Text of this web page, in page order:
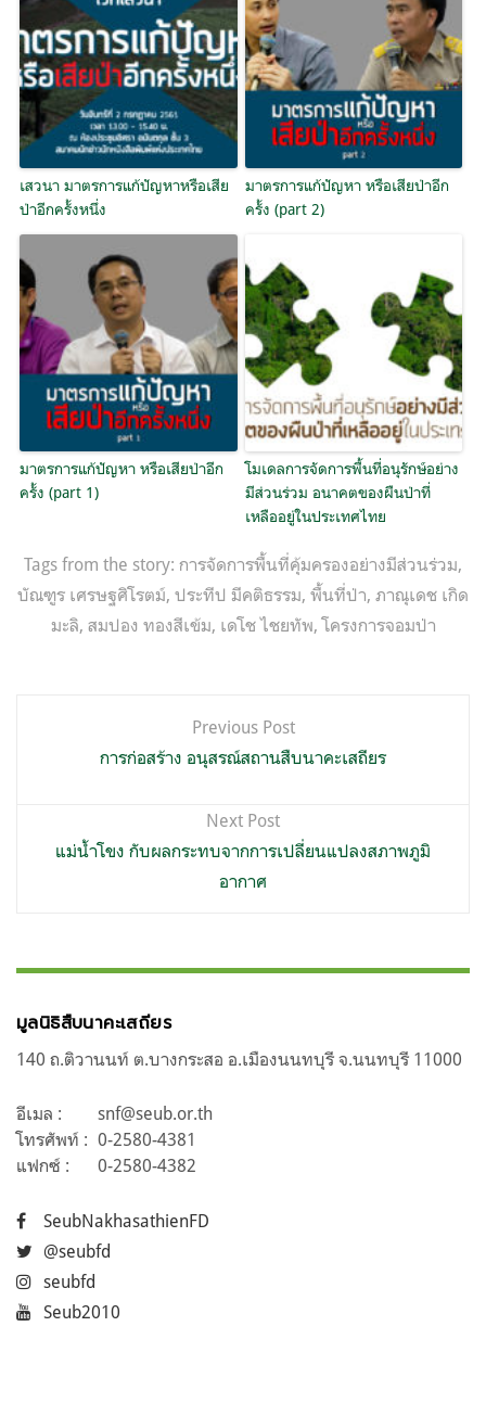
เสวนา มาตรการแก้ปัญหาหรือเสีย
ป่าอีกครั้งหนึ่ง
มาตรการแก้ปัญหา หรือเสียป่าอีก
ครั้ง (part 2)
มาตรการแก้ปัญหา หรือเสียป่าอีก
ครั้ง (part 1)
โมเดลการจัดการพื้นที่อนุรักษ์อย่าง
มีส่วนร่วม อนาคตของผืนป่าที่
เหลืออยู่ในประเทศไทย
Tags from the story: การจัดการพื้นที่คุ้มครองอย่างมีส่วนร่วม,
บัณฑูร เศรษฐศิโรตม์, ประทีป มีคติธรรม, พื้นที่ป่า, ภาณุเดช เกิด
มะลิ, สมปอง ทองสีเข้ม, เดโช ไชยทัพ,โครงการจอมป่า
Previous Post
การก่อสร้าง อนุสรณ์สถานสืบนาคะเสถียร
Next Post
แม่น้ำโขง กับผลกระทบจากการเปลี่ยนแปลงสภาพภูมิ
อากาศ
มูลนิธิสืบนาคะเสถียร
140 ถ.ติวานนท์ ต.บางกระสอ อ.เมืองนนทบุรี จ.นนทบุรี 11000
อีเมล :
snf@seub.or.th
โทรศัพท์ : 0-2580-4381
แฟกซ์ :
0-2580-4382
SeubNakhasathienFD
@seubfd
seubfd
Seub2010